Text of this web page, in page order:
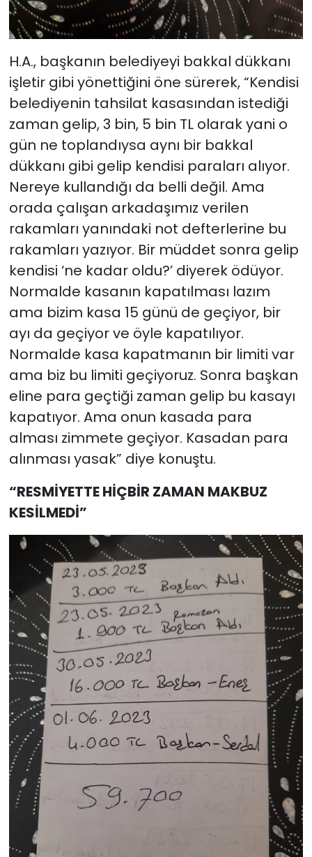
H.A., başkanın belediyeyi bakkal dükkanı
işletir gibi yönettiğini öne sürerek, “Kendisi
belediyenin tahsilat kasasından istediği
zaman gelip, 3 bin, 5 bin TL olarak yani o
gün ne toplandıysa aynı bir bakkal
dükkanı gibi gelip kendisi paraları alıyor.
Nereye kullandığı da belli değil. Ama
orada çalışan arkadaşımız verilen
rakamları yanındaki not defterlerine bu
rakamları yazıyor. Bir müddet sonra gelip
kendisi ‘ne kadar oldu?’ diyerek ödüyor.
Normalde kasanın kapatılması lazım
ama bizim kasa 15 günü de geçiyor, bir
ayı da geçiyor ve öyle kapatılıyor.
Normalde kasa kapatmanın bir limiti var
ama biz bu limiti geçiyoruz. Sonra başkan
eline para geçtiği zaman gelip bu kasayı
kapatıyor. Ama onun kasada para
alması zimmete geçiyor. Kasadan para
alınması yasak” diye konuştu.
“RESMİYETTE HİÇBİR ZAMAN MAKBUZ
KESİLMEDİ”